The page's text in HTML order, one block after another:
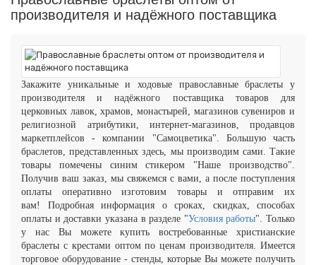
производителя и надёжного поставщика
Закажите уникальные и ходовые православные браслеты у
производителя и надёжного поставщика товаров для
церковных лавок, храмов, монастырей, магазинов сувениров и
религиозной атрибутики,интернет-магазинов,
продавцов
маркетплейсов - компании "Самоцветика". Большую часть
браслетов, представленных здесь, мы производим сами. Такие
товары помечены синим стикером "Наше производство".
Получив ваш заказ, мы свяжемся с вами, а после поступления
оплаты оперативно изготовим товары и отправим их
вам! Подробная информация о сроках, скидках, способах
оплаты и доставки указана в разделе "Условия работы". Только
у нас Вы можете купить востребованные христианские
браслеты с крестами оптом по ценам производителя. Имеется
торговое оборудование - стенды, которые Вы можете получить